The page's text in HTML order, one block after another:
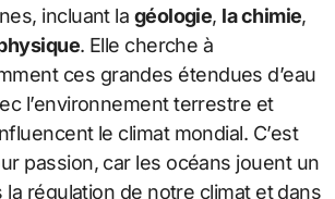
incluant la géologie, la chimie,
. Elle cherche à
ces grandes étendues d’eau
l’environnement terrestre et
le climat mondial. C’est
passion, car les océans jouent un
la régulation de notre climat et dans